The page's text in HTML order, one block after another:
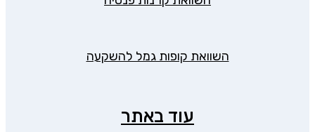
השוואת קופות גמל להשקעה
עוד באתר